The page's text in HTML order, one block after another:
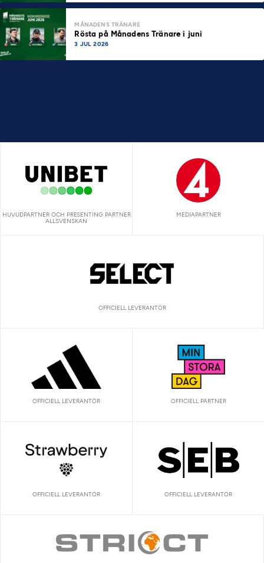
MÅNADENS TRÄNARE
Rösta på Månadens Tränare i juni
3 JUL 2026
HUVUDPARTNER OCH PRESENTING PARTNER
ALLSVENSKAN
MEDIAPARTNER
OFFICIELL LEVERANTÖR
OFFICIELL LEVERANTÖR OFFICIELL PARTNER
OFFICIELL LEVERANTÖR OFFICIELL LEVERANTÖR